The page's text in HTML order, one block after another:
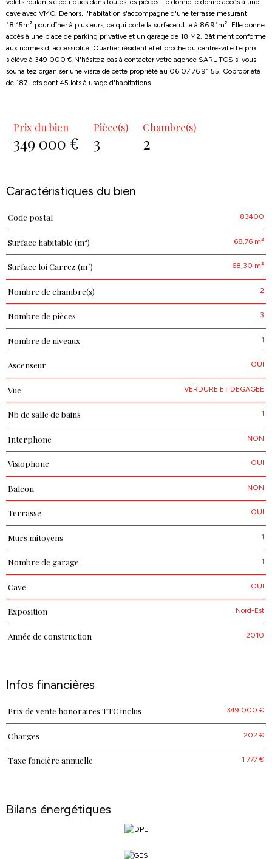
volets roulants électriques dans toutes les pièces. Le domicile donne accès à une
cave avec VMC. Dehors, l'habitation s'accompagne d'une terrasse mesurant
18.15m² pour dîner à plusieurs, ce qui porte la surface utile à 86.91m². Elle donne
accès à une place de parking privative et un garage de 18 M2. Bâtiment conforme
aux normes d 'accessiblité. Quartier résidentiel et proche du centre-ville Le prix
s'élève à 349 000 €.N'hésitez pas à contacter votre agence SARL TCS si vous
souhaitez organiser une visite de cette propriété au 06 07 76 91 55. Copropriété
de 187 Lots dont 45 lots à usage d'habitations
Prix du bien
349 000 €
Pièce(s)
3
Chambre(s)
2
Caractéristiques du bien
Caractéristiques
Code postal 83400
Surface habitable (m²) 68,76 m²
Surface loi Carrez (m²) 68,30 m²
Nombre de chambre(s) 2
Nombre de pièces 3
Nombre de niveaux 1
Ascenseur OUI
Vue VERDURE ET DEGAGEE
Nb de salle de bains 1
Interphone NON
Visiophone OUI
Balcon NON
Terrasse OUI
Murs mitoyens 1
Nombre de garage 1
Cave OUI
Exposition Nord-Est
Année de construction 2010
Infos financières
Caractéristiques Valeurs
Prix de vente honoraires TTC inclus 349 000 €
Charges 202 €
Taxe foncière annuelle 1 777 €
Bilans énergétiques